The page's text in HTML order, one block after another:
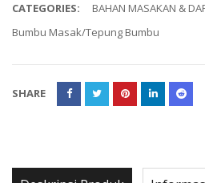
CATEGORIES: BAHAN MASAKAN &
Bumbu Masak/Tepung Bumbu
SHARE